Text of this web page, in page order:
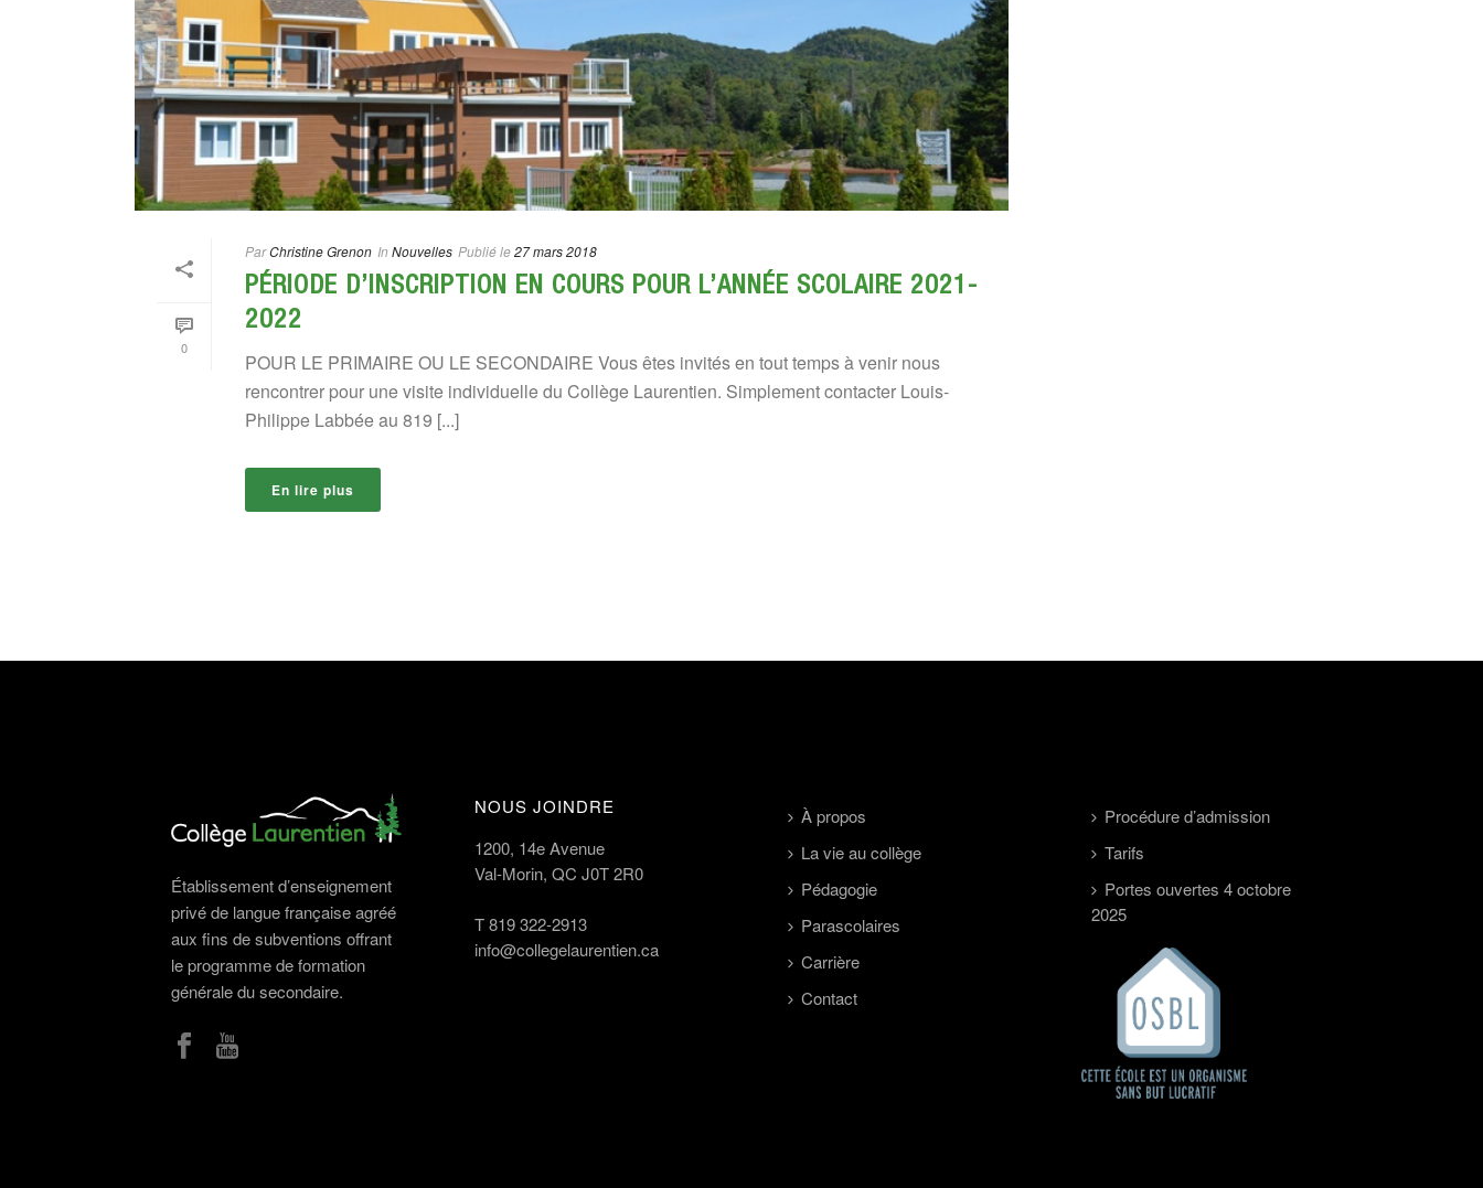
0
ParChristine Grenon In Nouvelles Publié le27 mars 2018
PÉRIODE D’INSCRIPTION EN COURS POUR L’ANNÉE SCOLAIRE 2021-
2022
POUR LE PRIMAIRE OU LE SECONDAIRE Vous êtes invités en tout temps à venir nous
rencontrer pour une visite individuelle du Collège Laurentien. Simplement contacter Louis-
Philippe Labbée au 819 [...]
En lire plus
Établissement d’enseignement
privé de langue française agréé
aux fins de subventions offrant
le programme de formation
générale du secondaire.
NOUS JOINDRE
1200, 14e Avenue
Val-Morin, QC J0T 2R0
T819 322-2913
info@collegelaurentien.ca
À propos
La vie au collège
Pédagogie
Parascolaires
Carrière
Contact
Procédure d’admission
Tarifs
Portes ouvertes 4 octobre
2025